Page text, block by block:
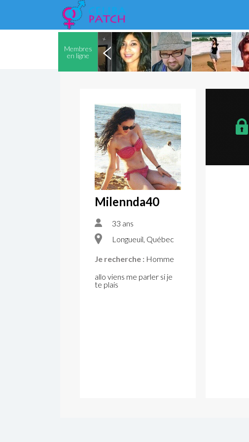
Membres
en ligne
Milennda40
33 ans
Longueuil, Québec
Je recherche : Homme
allo viens me parler si je
te plais